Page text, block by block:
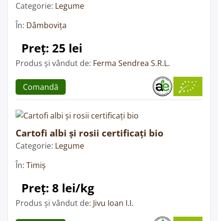
Categorie: Legume
În: Dâmbovița
Preț: 25 lei
Produs și vândut de: Ferma Sendrea S.R.L.
Comandă
Cartofi albi și rosii certificați bio
Categorie: Legume
În: Timiș
Preț: 8 lei/kg
Produs și vândut de: Jivu Ioan I.I.